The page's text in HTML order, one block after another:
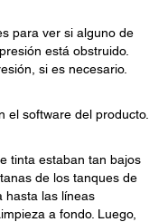
para ver si alguno de
está obstruido.
si es necesario.
el software del producto.
tinta estaban tan bajos
de los tanques de
hasta las líneas
a fondo. Luego,